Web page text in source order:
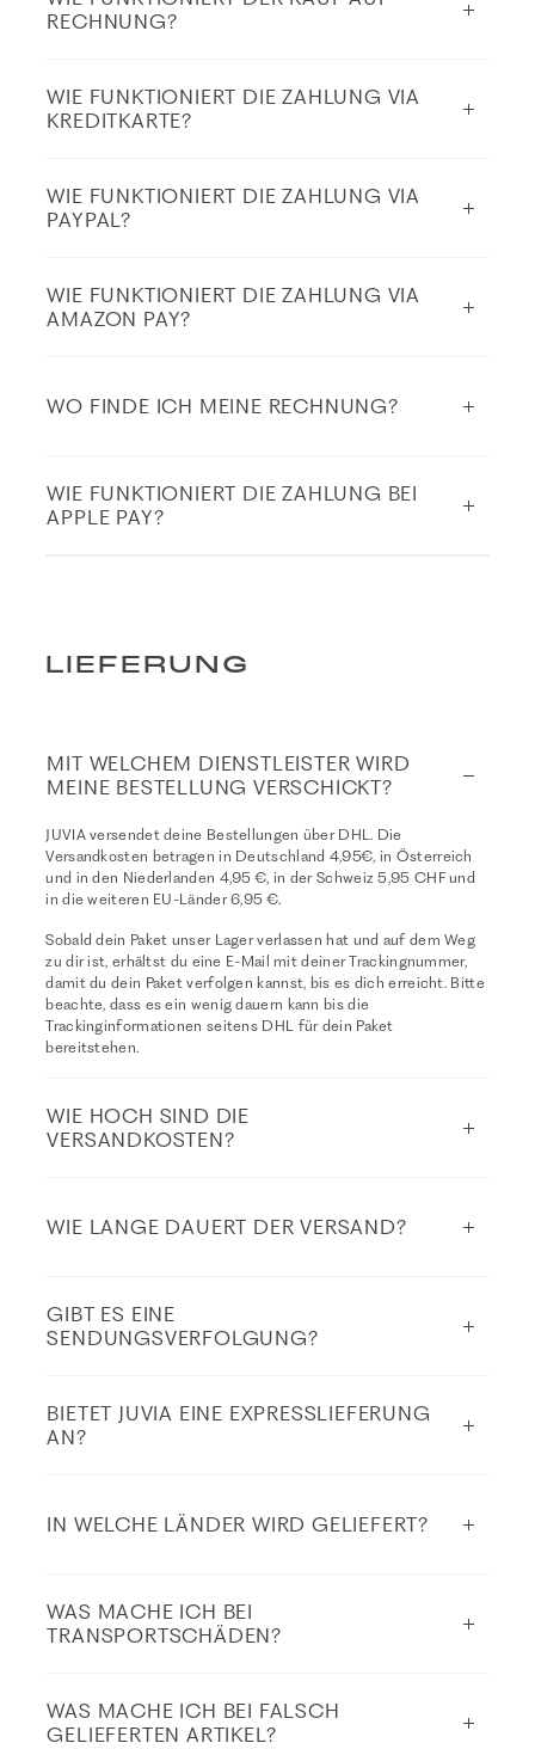
RECHNUNG?
WIE FUNKTIONIERT DIE ZAHLUNG VIA
KREDITKARTE?
WIE FUNKTIONIERT DIE ZAHLUNG VIA
PAYPAL?
WIE FUNKTIONIERT DIE ZAHLUNG VIA
AMAZON PAY?
WO FINDE ICH MEINE RECHNUNG?
WIE FUNKTIONIERT DIE ZAHLUNG BEI
APPLE PAY?
LIEFERUNG
MIT WELCHEM DIENSTLEISTER WIRD
MEINE BESTELLUNG VERSCHICKT?
JUVIA versendet deine Bestellungen über DHL. Die
Versandkosten betragen in Deutschland 4,95€, in Österreich
und in den Niederlanden 4,95 €, in der Schweiz 5,95 CHF und
in die weiteren EU-Länder 6,95 €.
Sobald dein Paket unser Lager verlassen hat und auf dem Weg
zu dir ist, erhältst du eine E-Mail mit deiner Trackingnummer,
damit du dein Paket verfolgen kannst, bis es dich erreicht. Bitte
beachte, dass es ein wenig dauern kann bis die
Trackinginformationen seitens DHL für dein Paket
bereitstehen.
WIE HOCH SIND DIE
VERSANDKOSTEN?
WIE LANGE DAUERT DER VERSAND?
GIBT ES EINE
SENDUNGSVERFOLGUNG?
BIETET JUVIA EINE EXPRESSLIEFERUNG
AN?
IN WELCHE LÄNDER WIRD GELIEFERT?
WAS MACHE ICH BEI
TRANSPORTSCHÄDEN?
WAS MACHE ICH BEI FALSCH
GELIEFERTEN ARTIKEL?